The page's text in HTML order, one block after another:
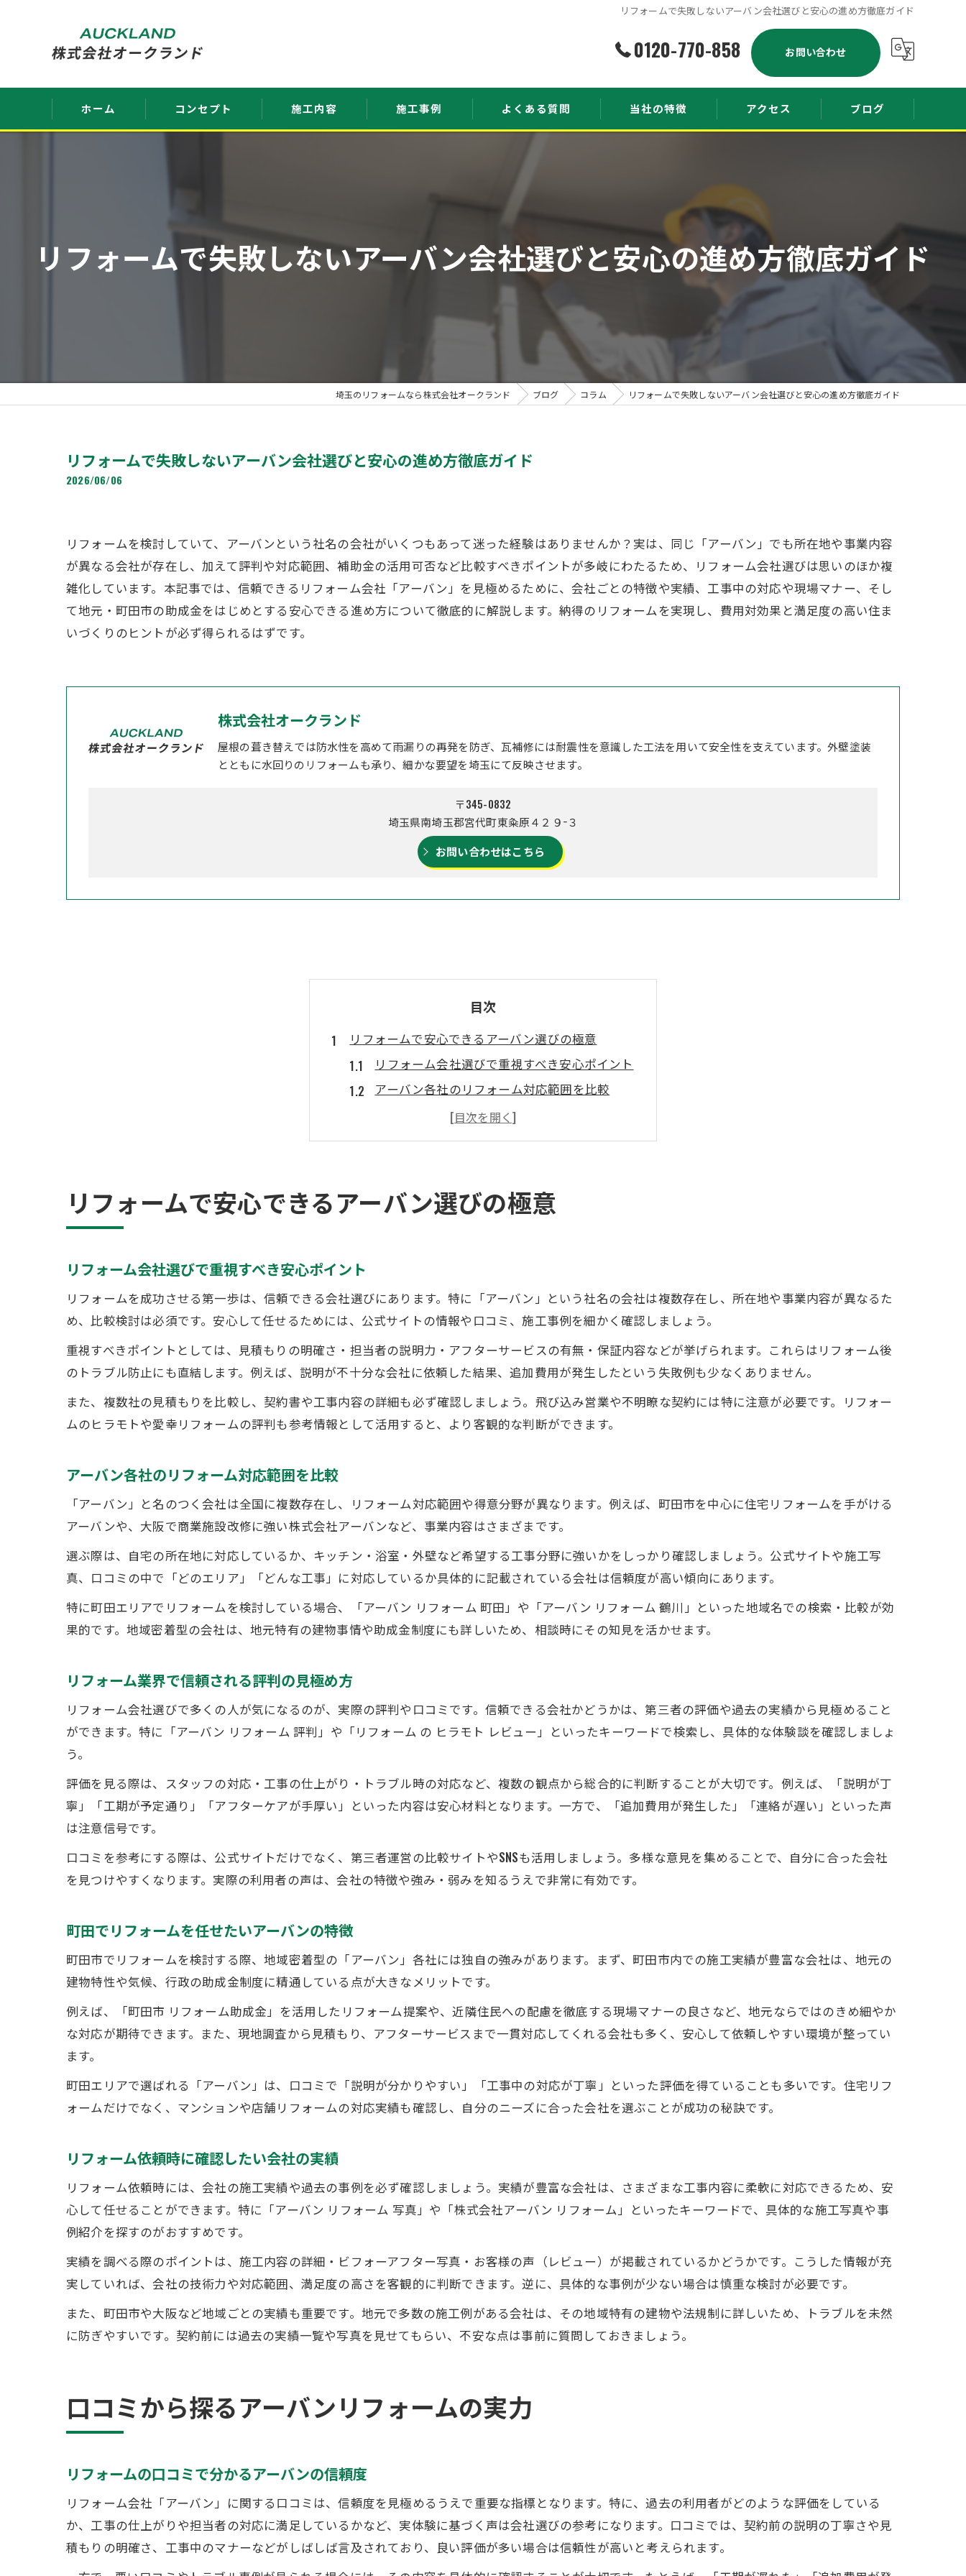
リフォームで失敗しないアーバン会社選びと安心の進め方徹底ガイド
0120-770-858 お問い合わせ
ホーム コンセプト 施工内容 施工事例 よくある質問 当社の特徴
外壁塗装
アクセス ブログ
リフォームで失敗しないアーバン会社選びと安心の進め方徹底ガイド
埼玉のリフォームなら株式会社オークランド ブログ コラム リフォームで失敗しないアーバン会社選びと安心の進め方徹底ガイド
リフォームで失敗しないアーバン会社選びと安心の進め方徹底ガイド
2026/06/06
リフォームを検討していて、アーバンという社名の会社がいくつもあって迷った経験はありませんか？実は、同じ「アーバン」でも所在地や事業内容
が異なる会社が存在し、加えて評判や対応範囲、補助金の活用可否など比較すべきポイントが多岐にわたるため、リフォーム会社選びは思いのほか複
雑化しています。本記事では、信頼できるリフォーム会社「アーバン」を見極めるために、会社ごとの特徴や実績、工事中の対応や現場マナー、そし
て地元・町田市の助成金をはじめとする安心できる進め方について徹底的に解説します。納得のリフォームを実現し、費用対効果と満足度の高い住ま
いづくりのヒントが必ず得られるはずです。
株式会社オークランド
屋根の葺き替えでは防水性を高めて雨漏りの再発を防ぎ、瓦補修には耐震性を意識した工法を用いて安全性を支えています。外壁塗装
とともに水回りのリフォームも承り、細かな要望を埼玉にて反映させます。
〒345-0832
埼玉県南埼玉郡宮代町東粂原４２９−３
お問い合わせはこちら
目次
リフォームで安心できるアーバン選びの極意
リフォーム会社選びで重視すべき安心ポイント
アーバン各社のリフォーム対応範囲を比較
リフォーム業界で信頼される評判の見極め方
町田でリフォームを任せたいアーバンの特徴
口コミから探るアーバンリフォームの実力
リフォームの口コミで分かるアーバンの信頼度
町田エリアで高評価のアーバンリフォームとは
口コミ比較で分かったリフォーム会社の対応差
アーバン各社の特徴と強みを徹底比較
リフォームで選ばれるアーバン各社の特徴分析
アーバンリフォームの事業内容と専門性を比較
リフォーム会社選定で重要なチェック項目
実績や登録情報で見る会社の信頼性
担当者変更や相談のしやすさも重視しよう
アーバンのリフォーム事例にみる満足の理由
アーバン各社の施工事例から学ぶポイント
リフォーム後の暮らしやすさを実現する工夫
助成金活用で賢く進めるリフォームの方法
リフォームで活用できる助成金の基本知識
町田市で利用可能なリフォーム補助金活用法
リフォームで安心できるアーバン選びの極意
リフォーム会社選びで重視すべき安心ポイント
リフォームを成功させる第一歩は、信頼できる会社選びにあります。特に「アーバン」という社名の会社は複数存在し、所在地や事業内容が異なるた
め、比較検討は必須です。安心して任せるためには、公式サイトの情報や口コミ、施工事例を細かく確認しましょう。
重視すべきポイントとしては、見積もりの明確さ・担当者の説明力・アフターサービスの有無・保証内容などが挙げられます。これらはリフォーム後
のトラブル防止にも直結します。例えば、説明が不十分な会社に依頼した結果、追加費用が発生したという失敗例も少なくありません。
また、複数社の見積もりを比較し、契約書や工事内容の詳細も必ず確認しましょう。飛び込み営業や不明瞭な契約には特に注意が必要です。リフォー
ムのヒラモトや愛幸リフォームの評判も参考情報として活用すると、より客観的な判断ができます。
アーバン各社のリフォーム対応範囲を比較
「アーバン」と名のつく会社は全国に複数存在し、リフォーム対応範囲や得意分野が異なります。例えば、町田市を中心に住宅リフォームを手がける
アーバンや、大阪で商業施設改修に強い株式会社アーバンなど、事業内容はさまざまです。
選ぶ際は、自宅の所在地に対応しているか、キッチン・浴室・外壁など希望する工事分野に強いかをしっかり確認しましょう。公式サイトや施工写
真、口コミの中で「どのエリア」「どんな工事」に対応しているか具体的に記載されている会社は信頼度が高い傾向にあります。
特に町田エリアでリフォームを検討している場合、「アーバン リフォーム 町田」や「アーバン リフォーム 鶴川」といった地域名での検索・比較が効
果的です。地域密着型の会社は、地元特有の建物事情や助成金制度にも詳しいため、相談時にその知見を活かせます。
リフォーム業界で信頼される評判の見極め方
リフォーム会社選びで多くの人が気になるのが、実際の評判や口コミです。信頼できる会社かどうかは、第三者の評価や過去の実績から見極めること
ができます。特に「アーバン リフォーム 評判」や「リフォーム の ヒラモト レビュー」といったキーワードで検索し、具体的な体験談を確認しましょ
う。
評価を見る際は、スタッフの対応・工事の仕上がり・トラブル時の対応など、複数の観点から総合的に判断することが大切です。例えば、「説明が丁
寧」「工期が予定通り」「アフターケアが手厚い」といった内容は安心材料となります。一方で、「追加費用が発生した」「連絡が遅い」といった声
は注意信号です。
口コミを参考にする際は、公式サイトだけでなく、第三者運営の比較サイトやSNSも活用しましょう。多様な意見を集めることで、自分に合った会社
を見つけやすくなります。実際の利用者の声は、会社の特徴や強み・弱みを知るうえで非常に有効です。
町田でリフォームを任せたいアーバンの特徴
町田市でリフォームを検討する際、地域密着型の「アーバン」各社には独自の強みがあります。まず、町田市内での施工実績が豊富な会社は、地元の
建物特性や気候、行政の助成金制度に精通している点が大きなメリットです。
例えば、「町田市 リフォーム助成金」を活用したリフォーム提案や、近隣住民への配慮を徹底する現場マナーの良さなど、地元ならではのきめ細やか
な対応が期待できます。また、現地調査から見積もり、アフターサービスまで一貫対応してくれる会社も多く、安心して依頼しやすい環境が整ってい
ます。
町田エリアで選ばれる「アーバン」は、口コミで「説明が分かりやすい」「工事中の対応が丁寧」といった評価を得ていることも多いです。住宅リフ
ォームだけでなく、マンションや店舗リフォームの対応実績も確認し、自分のニーズに合った会社を選ぶことが成功の秘訣です。
リフォーム依頼時に確認したい会社の実績
リフォーム依頼時には、会社の施工実績や過去の事例を必ず確認しましょう。実績が豊富な会社は、さまざまな工事内容に柔軟に対応できるため、安
心して任せることができます。特に「アーバン リフォーム 写真」や「株式会社アーバン リフォーム」といったキーワードで、具体的な施工写真や事
例紹介を探すのがおすすめです。
実績を調べる際のポイントは、施工内容の詳細・ビフォーアフター写真・お客様の声（レビュー）が掲載されているかどうかです。こうした情報が充
実していれば、会社の技術力や対応範囲、満足度の高さを客観的に判断できます。逆に、具体的な事例が少ない場合は慎重な検討が必要です。
また、町田市や大阪など地域ごとの実績も重要です。地元で多数の施工例がある会社は、その地域特有の建物や法規制に詳しいため、トラブルを未然
に防ぎやすいです。契約前には過去の実績一覧や写真を見せてもらい、不安な点は事前に質問しておきましょう。
口コミから探るアーバンリフォームの実力
リフォームの口コミで分かるアーバンの信頼度
リフォーム会社「アーバン」に関する口コミは、信頼度を見極めるうえで重要な指標となります。特に、過去の利用者がどのような評価をしている
か、工事の仕上がりや担当者の対応に満足しているかなど、実体験に基づく声は会社選びの参考になります。口コミでは、契約前の説明の丁寧さや見
積もりの明確さ、工事中のマナーなどがしばしば言及されており、良い評価が多い場合は信頼性が高いと考えられます。
お問い合わせ・ご相談はこちら
お問い合わせ・ご相談はこちら